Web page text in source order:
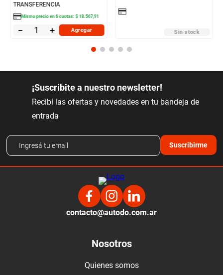
TRANSFERENCIA
Mismo precio en6cuotas:$ 18.567,91
＋
－ Agregar Sin stock
¡Suscribite a nuestro newsletter!
Recibí las ofertas y novedades en tu bandeja de
entrada
Suscribirme
contacto@autodo.com.ar
Nosotros
Quienes somos